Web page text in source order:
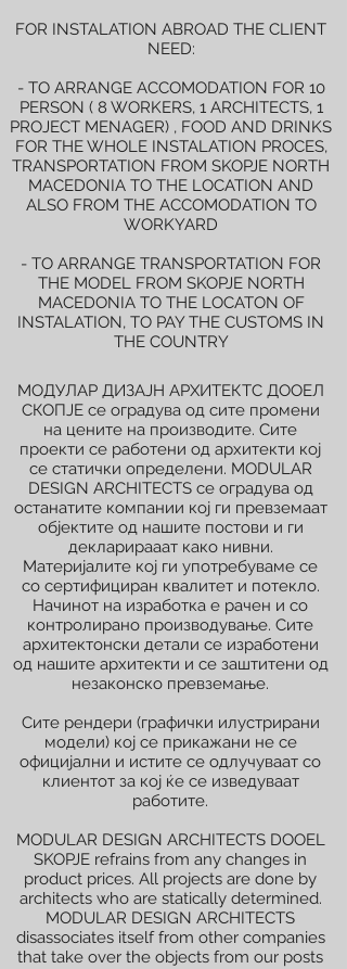
FOR INSTALATION ABROAD THE CLIENT
NEED:
- TO ARRANGE ACCOMODATION FOR 10
PERSON ( 8 WORKERS, 1 ARCHITECTS, 1
PROJECT MENAGER) , FOOD AND DRINKS
FOR THE WHOLE INSTALATION PROCES,
TRANSPORTATION FROM SKOPJE NORTH
MACEDONIA TO THE LOCATION AND
ALSO FROM THE ACCOMODATION TO
WORKYARD
- TO ARRANGE TRANSPORTATION FOR
THE MODEL FROM SKOPJE NORTH
MACEDONIA TO THE LOCATON OF
INSTALATION, TO PAY THE CUSTOMS IN
THE COUNTRY
МОДУЛАР ДИЗАЈН АРХИТЕКТС ДООЕЛ
СКОПЈЕ се оградува од сите промени
на цените на производите. Сите
проекти се работени од архитекти кој
се статички определени. MODULAR
DESIGN ARCHITECTS се оградува од
останатите компании кој ги превземаат
објектите од нашите постови и ги
декларирааат како нивни.
Материјалите кој ги употребуваме се
со сертифициран квалитет и потекло.
Начинот на изработка е рачен и со
контролирано производување. Сите
архитектонски детали се изработени
од нашите архитекти и се заштитени од
незаконско превземање.
Сите рендери (графички илустрирани
модели) кој се прикажани не се
официјални и истите се одлучуваат со
клиентот за кој ќе се изведуваат
работите.
MODULAR DESIGN ARCHITECTS DOOEL
SKOPJE refrains from any changes in
product prices. All projects are done by
architects who are statically determined.
MODULAR DESIGN ARCHITECTS
disassociates itself from other companies
that take over the objects from our posts